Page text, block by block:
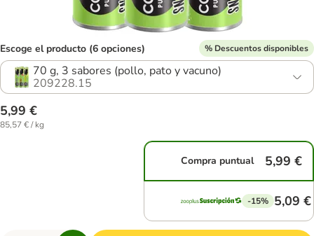
Escoge el producto (6 opciones) % Descuentos disponibles
70 g, 3 sabores (pollo, pato y vacuno)
209228.15
5,99 €
85,57 € / kg
Compra puntual 5,99 €
-15% 5,09 €